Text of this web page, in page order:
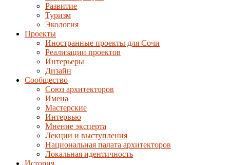
Развитие
Туризм
Экология
Проекты
Иностранные проекты для Сочи
Реализации проектов
Интерьеры
Дизайн
Сообщество
Союз архитекторов
Имена
Мастерские
Интервью
Мнение эксперта
Лекции и выступления
Национальная палата архитекторов
Локальная идентичность
История